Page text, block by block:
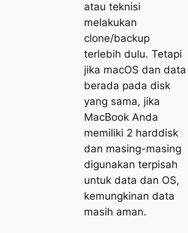
atau teknisi
melakukan
clone/backup
terlebih dulu. Tetapi
jika macOS dan data
berada pada disk
yang sama, jika
MacBook Anda
memiliki 2 harddisk
dan masing-masing
digunakan terpisah
untuk data dan OS,
kemungkinan data
masih aman.